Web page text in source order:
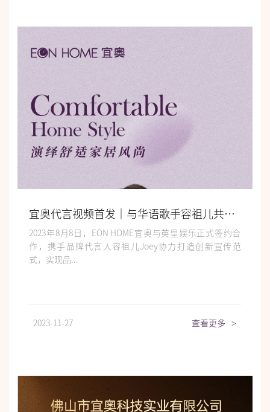
宜奥代言视频首发｜与华语歌手容祖儿共探「睡眠美肤之旅」
2023年8月8日，EON HOME宜奥与英皇娱乐正式签约合
作，携手品牌代言人容祖儿Joey协力打造创新宣传范
式，实现品...
2023-11-27 查看更多 >